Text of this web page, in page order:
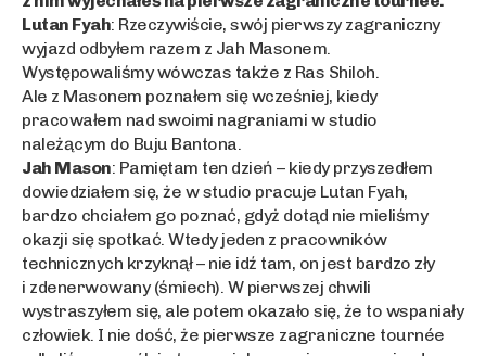
Lutan Fyah: Rzeczywiście, swój pierwszy zagraniczny
wyjazd odbyłem razem z Jah Masonem.
Występowaliśmy wówczas także z Ras Shiloh.
Ale z Masonem poznałem się wcześniej, kiedy
pracowałem nad swoimi nagraniami w studio
należącym do Buju Bantona.
Jah Mason: Pamiętam ten dzień – kiedy przyszedłem
dowiedziałem się, że w studio pracuje Lutan Fyah,
bardzo chciałem go poznać, gdyż dotąd nie mieliśmy
okazji się spotkać. Wtedy jeden z pracowników
technicznych krzyknął – nie idź tam, on jest bardzo zły
i zdenerwowany (śmiech). W pierwszej chwili
wystraszyłem się, ale potem okazało się, że to wspaniały
człowiek. I nie dość, że pierwsze zagraniczne tournée